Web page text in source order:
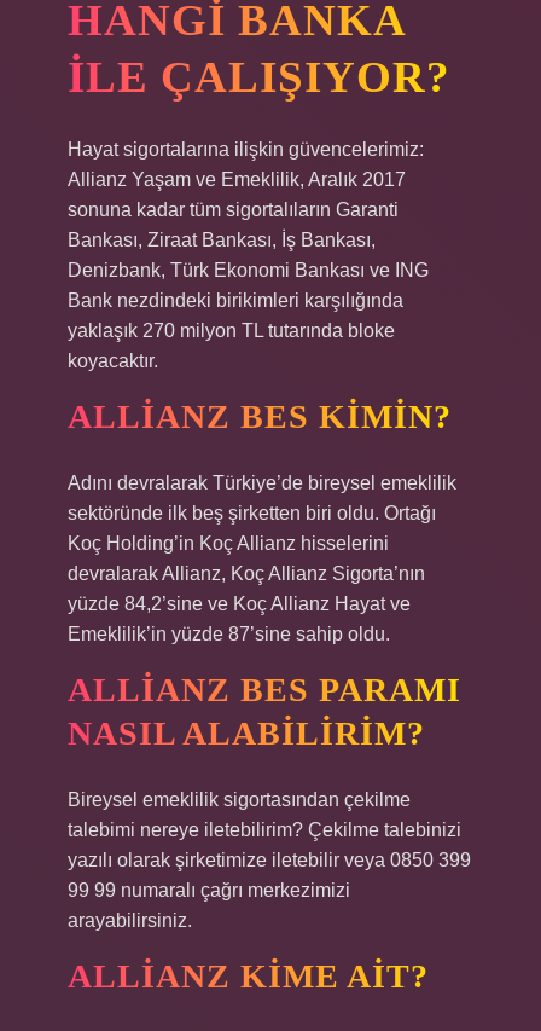
HANGI BANKA
ILE ÇALIŞIYOR?
Hayat sigortalarına ilişkin güvencelerimiz:
Allianz Yaşam ve Emeklilik, Aralık 2017
sonuna kadar tüm sigortalıların Garanti
Bankası, Ziraat Bankası, İş Bankası,
Denizbank, Türk Ekonomi Bankası ve ING
Bank nezdindeki birikimleri karşılığında
yaklaşık 270 milyon TL tutarında bloke
koyacaktır.
ALLIANZ BES KIMIN?
Adını devralarak Türkiye’de bireysel emeklilik
sektöründe ilk beş şirketten biri oldu. Ortağı
Koç Holding’in Koç Allianz hisselerini
devralarak Allianz, Koç Allianz Sigorta’nın
yüzde 84,2’sine ve Koç Allianz Hayat ve
Emeklilik’in yüzde 87’sine sahip oldu.
ALLIANZ BES PARAMI
NASIL ALABILIRIM?
Bireysel emeklilik sigortasından çekilme
talebimi nereye iletebilirim? Çekilme talebinizi
yazılı olarak şirketimize iletebilir veya 0850 399
99 99 numaralı çağrı merkezimizi
arayabilirsiniz.
ALLIANZ KIME AIT?